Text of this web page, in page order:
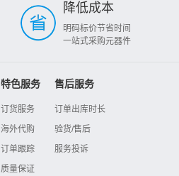
降低成本
明码标价节省时间
一站式采购元器件
特色服务
订货服务
海外代购
订单跟踪
质量保证
售后服务
订单出库时长
验货/售后
服务投诉